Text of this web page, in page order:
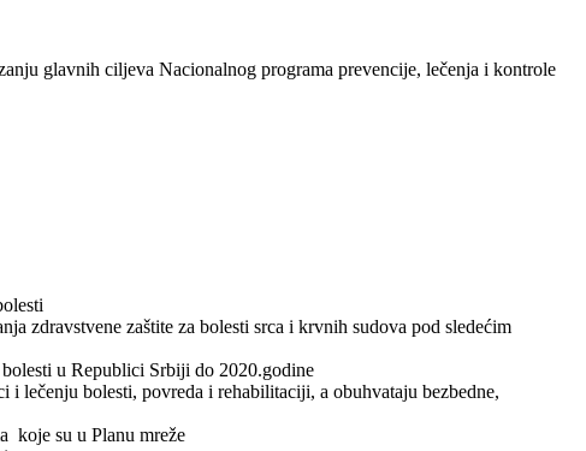
glavnih ciljeva Nacionalnog programa prevencije, lečenja i kontrole
zdravstvene zaštite za bolesti srca i krvnih sudova pod sledećim
u Republici Srbiji do 2020.godine
lečenju bolesti, povreda i rehabilitaciji, a obuhvataju bezbedne,
koje su u Planu mreže